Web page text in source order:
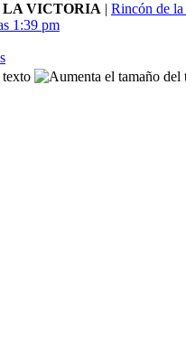
LA VICTORIA | Rincón de
1:39 pm